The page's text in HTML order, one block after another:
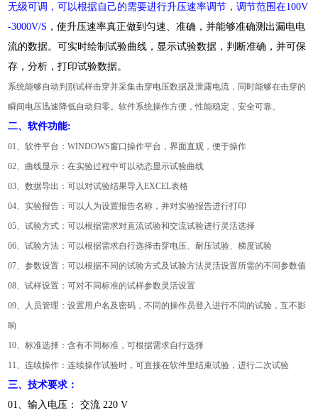
无级可调，可以根据自己的需要进行升压速率调节，调节范围在100V
-3000V/S ，使升压速率真正做到匀速、准确，并能够准确测出漏电电
流的数据。可实时绘制试验曲线，显示试验数据，判断准确，并可保
存，分析，打印试验数据。
系统能够自动判别试样击穿并采集击穿电压数据及泄露电流，同时能够在击穿的
瞬间电压迅速降低自动归零。软件系统操作方便，性能稳定，安全可靠。
二、软件功能:
01、软件平台：WINDOWS窗口操作平台，界面直观，便于操作
02、曲线显示：在实验过程中可以动态显示试验曲线
03、数据导出：可以对试验结果导入EXCEL表格
04、实验报告：可以人为设置报告名称，并对实验报告进行打印
05、试验方式：可以根据需求对直流试验和交流试验进行灵活选择
06、试验方法：可以根据需求自行选择击穿电压、耐压试验、梯度试验
07、参数设置：可以根据不同的试验方式及试验方法灵活设置所需的不同参数值
08、试样设置：可对不同标准的试样参数灵活设置
09、人员管理：设置用户名及密码，不同的操作员登入进行不同的试验，互不影
响
10、标准选择：含有不同标准，可根据需求自行选择
11、连续操作：连续操作试验时，可直接在软件里结束试验，进行二次试验
三、技术要求：
01、输入电压： 交流 220 V